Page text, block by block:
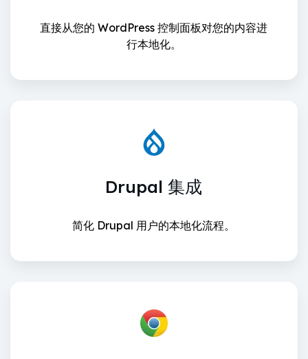
直接从您的 WordPress 控制面板对您的内容进
行本地化。
Drupal 集成
简化 Drupal 用户的本地化流程。